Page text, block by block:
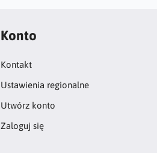
Konto
Kontakt
Ustawienia regionalne
Utwórz konto
Zaloguj się